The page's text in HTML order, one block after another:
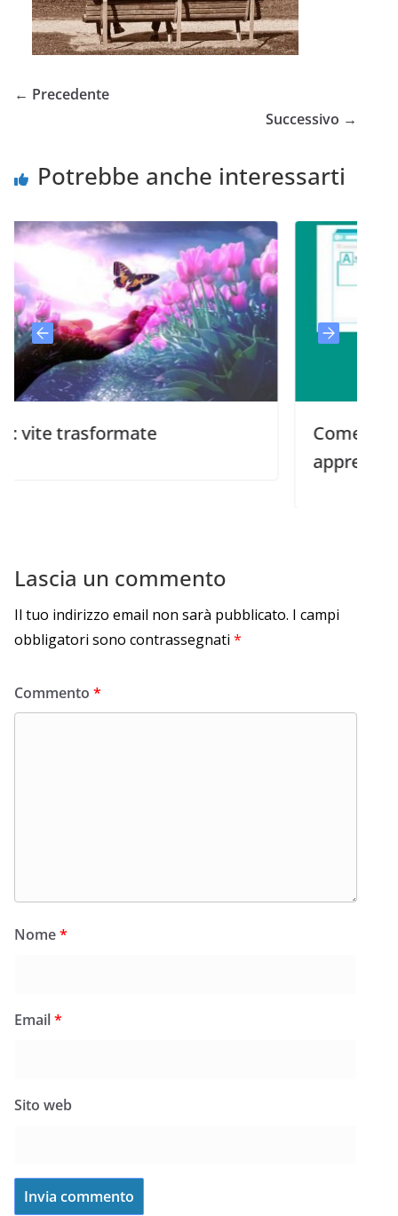
← Precedente
Successivo →
Potrebbe anche interessarti
Come aiutare le
apprendere e
Lascia un commento
Il tuo indirizzo email non sarà pubblicato. I campi
obbligatori sono contrassegnati *
Commento *
Nome*
Email*
Sito web